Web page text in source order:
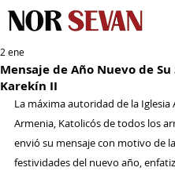
Mensaje de Año Nuevo de
Karekín II
2 ene
La máxima autoridad de la Iglesia
Armenia, Katolicós de todos los
envió su mensaje con motivo de
festividades del nuevo año,